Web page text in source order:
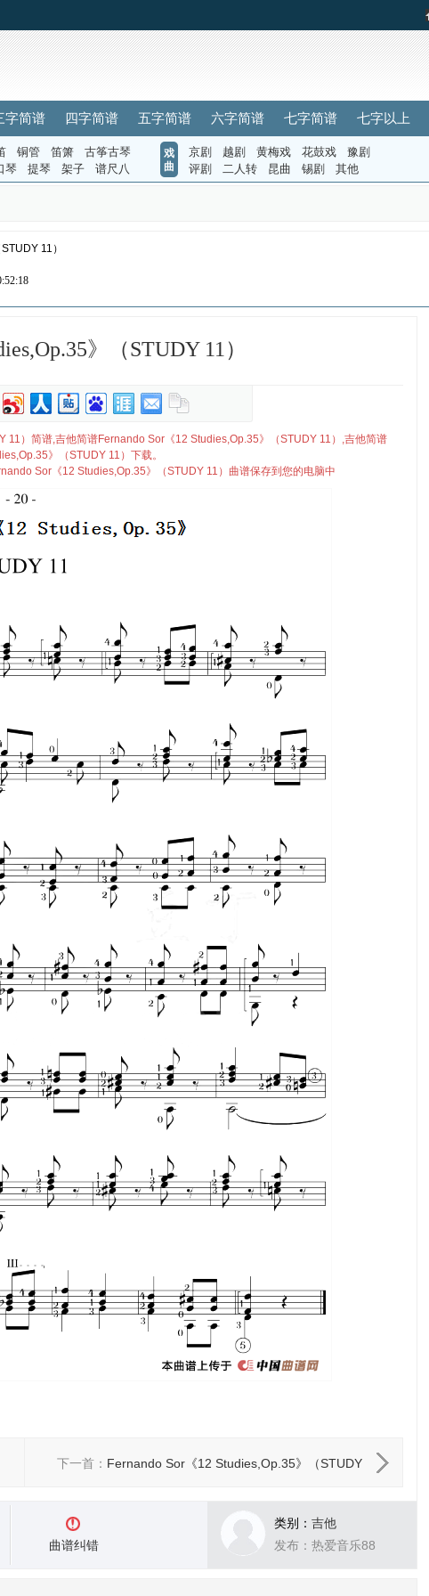
字简谱 四字简谱 五字简谱 六字简谱 七字简谱 七字以上
铜管 笛箫
古筝古琴
琴 提琴 架子 谱尺八
戏
曲
京剧 越剧 黄梅戏 花鼓戏
豫剧
评剧
二人转 昆曲 锡剧 其他
11）
》（STUDY 11）
）简谱,吉他简谱Fernando Sor《12 Studies,Op.35》（STUDY 11）,吉他简谱
》（STUDY 11）下载。
Sor《12 Studies,Op.35》（STUDY 11）曲谱保存到您的电脑中
下一首： Fernando Sor《12 Studies,Op.35》（STUDY
曲谱纠错
类别： 吉他
发布：热爱音乐88